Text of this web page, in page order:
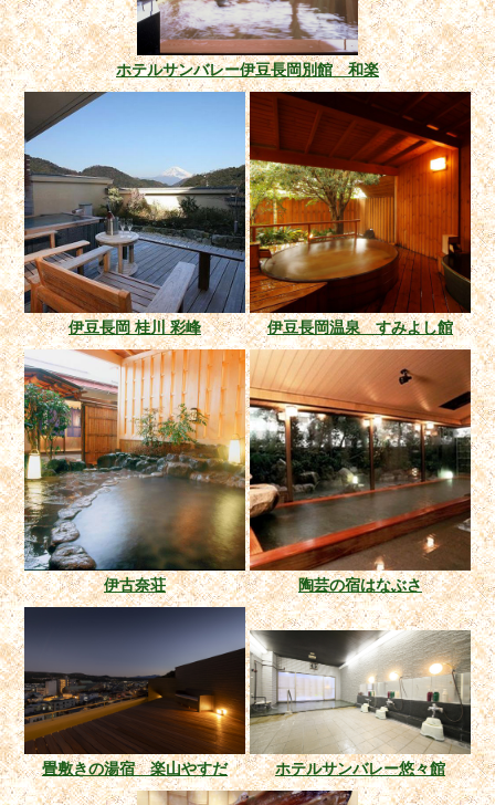
ホテルサンバレー伊豆長岡別館 和楽
伊豆長岡 桂川 彩峰 伊豆長岡温泉 すみよし館
伊古奈荘 陶芸の宿はなぶさ
畳敷きの湯宿 楽山やすだ ホテルサンバレー悠々館